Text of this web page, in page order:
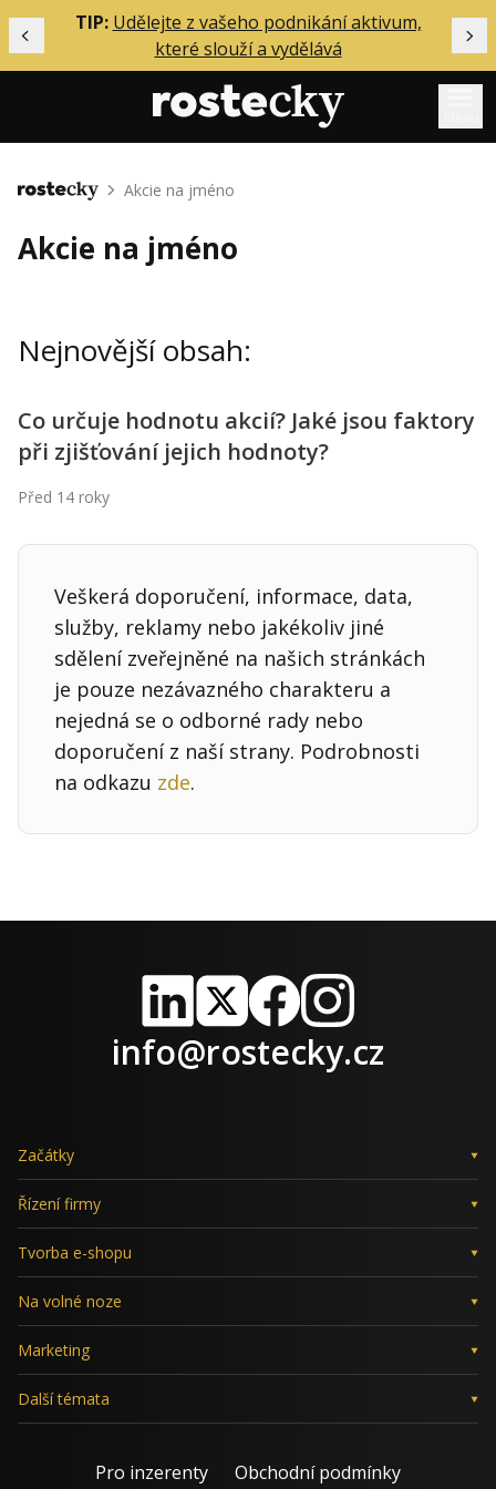
Předchozí
TIP: Udělejte z vašeho podnikání aktivum,
které slouží a vydělává
Mentoring
Solo
Inzerce
Přihlášení
Kontakt
Obchodní podmínky
Hledaná fráze Hledat
Domů Akcie na jméno
Akcie na jméno
Nejnovější obsah:
Co určuje hodnotu akcií? Jaké jsou faktory
při zjišťování jejich hodnoty?
Před 14 roky
Veškerá doporučení, informace, data,
služby, reklamy nebo jakékoliv jiné
sdělení zveřejněné na našich stránkách
je pouze nezávazného charakteru a
nejedná se o odborné rady nebo
doporučení z naší strany. Podrobnosti
na odkazu zde.
LinkedIn
X FacebookInstagram
info@rostecky.cz
Začátky
Řízení firmy
Tvorba e-shopu
Na volné noze
Marketing
Další témata
Pro inzerenty Obchodní podmínky